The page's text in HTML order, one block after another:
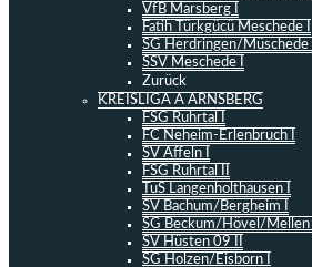
VfB Marsberg I
Fatih Türkgücü Meschede I
SG Herdringen/Müschede I
SSV Meschede I
Zurück
KREISLIGA A ARNSBERG
FSG Ruhrtal I
FC Neheim-Erlenbruch I
SV Affeln I
FSG Ruhrtal II
TuS Langenholthausen I
SV Bachum/Bergheim I
SG Beckum/Hövel/Mellen I
SV Hüsten 09 II
SG Holzen/Eisborn I